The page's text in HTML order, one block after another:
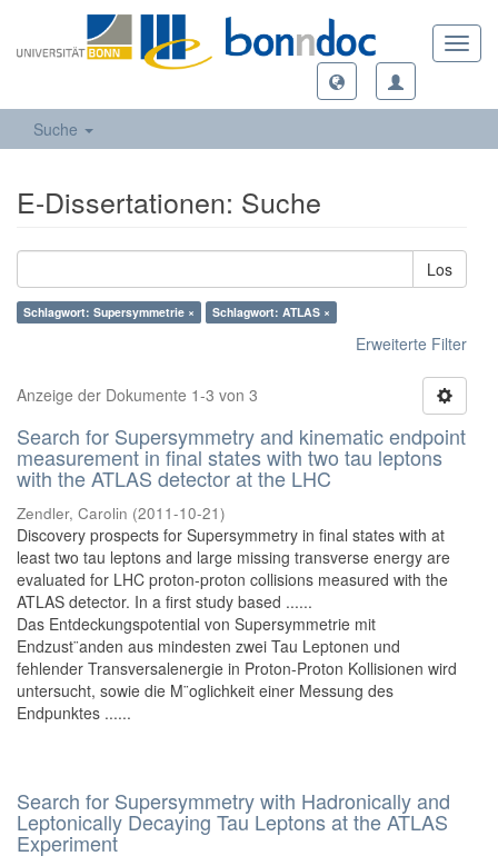
Suche
E-Dissertationen: Suche
Los
Schlagwort: Supersymmetrie × Schlagwort: ATLAS ×
Erweiterte Filter
Anzeige der Dokumente 1-3 von 3
Search for Supersymmetry and kinematic endpoint
measurement in final states with two tau leptons
with the ATLAS detector at the LHC
Zendler, Carolin (2011-10-21)
Discovery prospects for Supersymmetry in final states with at
least two tau leptons and large missing transverse energy are
evaluated for LHC proton-proton collisions measured with the
ATLAS detector. In a first study based ......
Das Entdeckungspotential von Supersymmetrie mit
Endzust¨anden aus mindesten zwei Tau Leptonen und
fehlender Transversalenergie in Proton-Proton Kollisionen wird
untersucht, sowie die M¨oglichkeit einer Messung des
Endpunktes ......
Search for Supersymmetry with Hadronically and
Leptonically Decaying Tau Leptons at the ATLAS
Experiment